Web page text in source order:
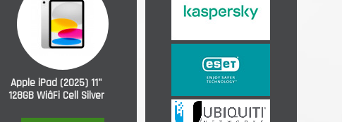
Apple iPad (2025) 11"
128GB WiâFi Cell Silver